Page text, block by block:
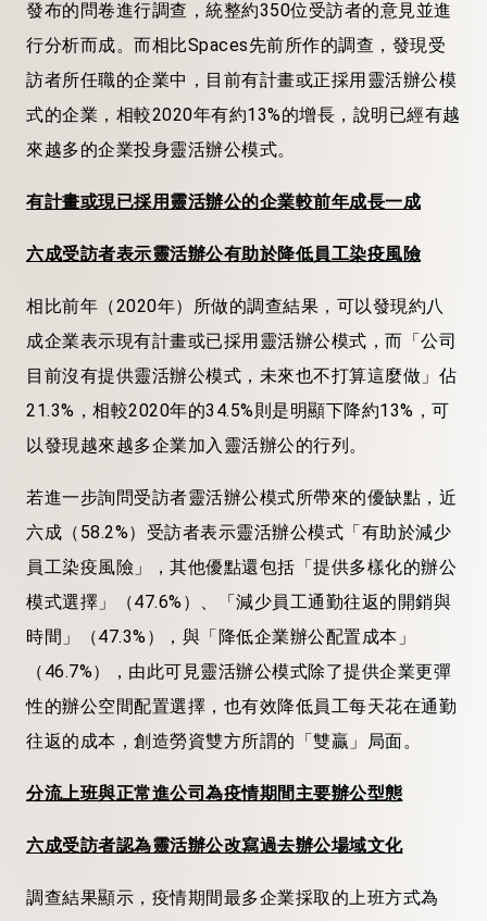
發布的問卷進行調查，統整約350位受訪者的意見並進
行分析而成。而相比Spaces先前所作的調查，發現受
訪者所任職的企業中，目前有計畫或正採用靈活辦公模
式的企業，相較2020年有約13%的增長，說明已經有越
來越多的企業投身靈活辦公模式。
有計畫或現已採用靈活辦公的企業較前年成長一成
六成受訪者表示靈活辦公有助於降低員工染疫風險
相比前年（2020年）所做的調查結果，可以發現約八
成企業表示現有計畫或已採用靈活辦公模式，而「公司
目前沒有提供靈活辦公模式，未來也不打算這麼做」佔
21.3%，相較2020年的34.5%則是明顯下降約13%，可
以發現越來越多企業加入靈活辦公的行列。
若進一步詢問受訪者靈活辦公模式所帶來的優缺點，近
六成（58.2%）受訪者表示靈活辦公模式「有助於減少
員工染疫風險」，其他優點還包括「提供多樣化的辦公
模式選擇」（47.6%）、「減少員工通勤往返的開銷與
時間」（47.3%），與「降低企業辦公配置成本」
（46.7%），由此可見靈活辦公模式除了提供企業更彈
性的辦公空間配置選擇，也有效降低員工每天花在通勤
往返的成本，創造勞資雙方所謂的「雙贏」局面。
分流上班與正常進公司為疫情期間主要辦公型態
六成受訪者認為靈活辦公改寫過去辦公場域文化
調查結果顯示，疫情期間最多企業採取的上班方式為